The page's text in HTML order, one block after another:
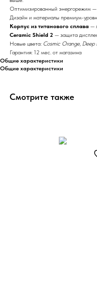
Оптимизированный энергорежим —
Дизайн и материалы премиум-
Корпус из титанового сплава —
Ceramic Shield 2 — защита
Новые цвета: Cosmic Orange, Deep
Гарантия: 12 мес. от магазина
Общие характеристики
Общие характеристики
Смотрите также